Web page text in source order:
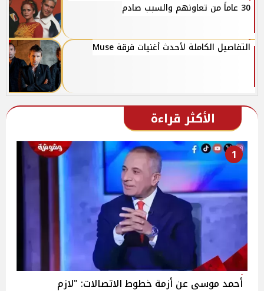
30 عاماً من تعاونهم والسبب صادم
التفاصيل الكاملة لأحدث أغنيات فرقة Muse
الأكثر قراءة
1
أحمد موسى عن أزمة خطوط الاتصالات: "لازم